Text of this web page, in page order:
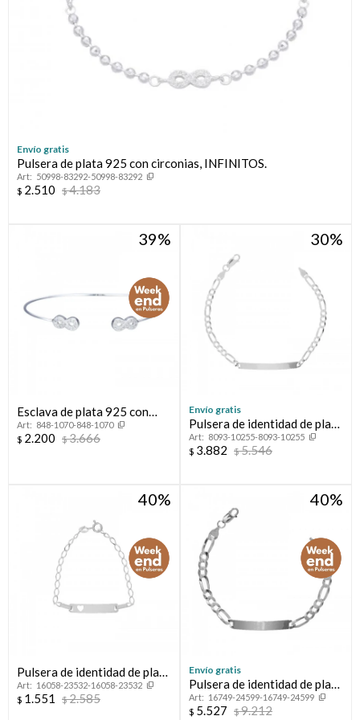
Envío gratis
Pulsera de plata 925 con circonias, INFINITOS.
50998-83292-50998-83292
$ 2.510 $4.183
39
Esclava de plata 925 con
circonias, INFINITO.
848-1070-848-1070
$ 2.200 $3.666
30
Envío gratis
Pulsera de identidad de plata
925.8093-10255-8093-10255
$ 3.882 $5.546
40
Pulsera de identidad de plata
925 de niña.
16058-23532-16058-23532
$ 1.551 $2.585
40
Envío gratis
Pulsera de identidad de plata
925.16749-24599-16749-24599
$ 5.527 $9.212